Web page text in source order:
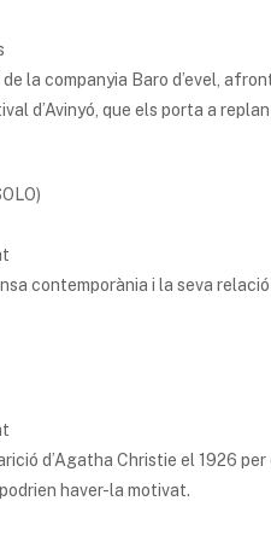
la companyia Baro d’evel,
d’Avinyó, que els porta a
contemporània i la seva
d’Agatha Christie el 1926
haver-la motivat.